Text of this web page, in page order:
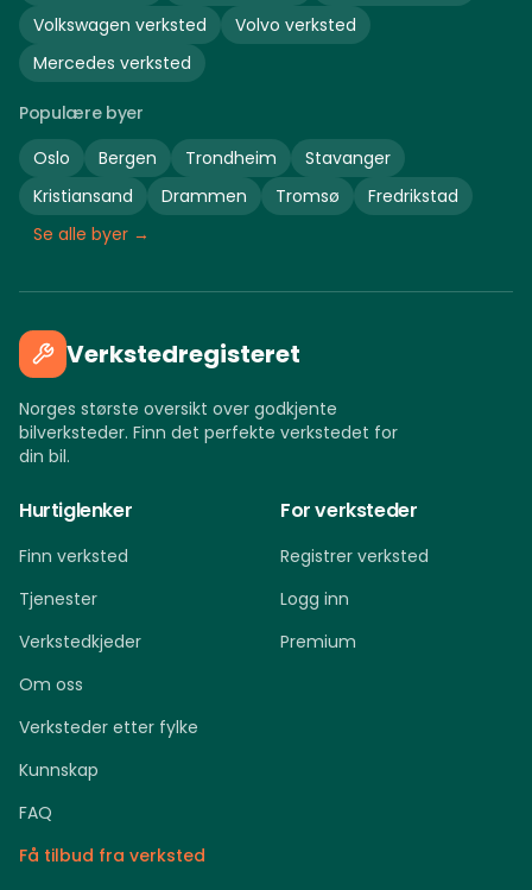
Volkswagen verksted Volvo verksted
Mercedes verksted
Populære byer
Oslo
Bergen Trondheim
Stavanger
Kristiansand
Drammen Tromsø
Fredrikstad
Se alle byer →
Verkstedregisteret
Norges største oversikt over godkjente
bilverksteder. Finn det perfekte verkstedet for
din bil.
Hurtiglenker
Finn verksted
Tjenester
Verkstedkjeder
Om oss
Verksteder etter fylke
Kunnskap
FAQ
Få tilbud fra verksted
For verksteder
Registrer verksted
Logg inn
Premium